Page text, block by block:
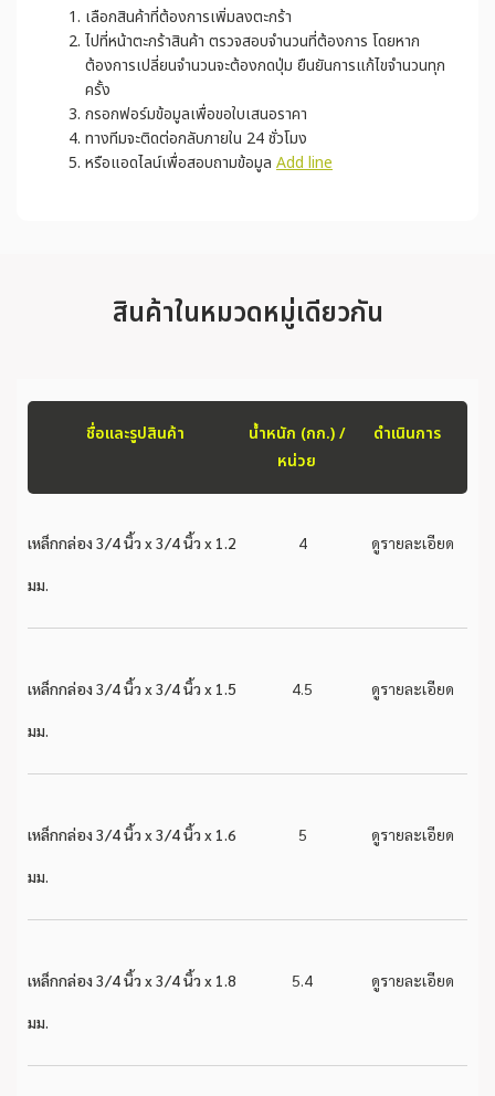
เลือกสินค้าที่ต้องการเพิ่มลงตะกร้า
ไปที่หน้าตะกร้าสินค้า ตรวจสอบจำนวนที่ต้องการ โดยหาก
ต้องการเปลี่ยนจำนวนจะต้องกดปุ่ม ยืนยันการแก้ไขจำนวนทุก
ครั้ง
กรอกฟอร์มข้อมูลเพื่อขอใบเสนอราคา
ทางทีมจะติดต่อกลับภายใน 24 ชั่วโมง
หรือแอดไลน์เพื่อสอบถามข้อมูล Add line
สินค้าในหมวดหมู่เดียวกัน
ชื่อและรูปสินค้า
น้ำหนัก (กก.) /
หน่วย
ดำเนินการ
เหล็กกล่อง 3/4 นิ้ว x 3/4 นิ้ว x 1.2
มม.
4 ดูรายละเอียด
เหล็กกล่อง 3/4 นิ้ว x 3/4 นิ้ว x 1.5
มม.
4.5 ดูรายละเอียด
เหล็กกล่อง 3/4 นิ้ว x 3/4 นิ้ว x 1.6
มม.
5 ดูรายละเอียด
เหล็กกล่อง 3/4 นิ้ว x 3/4 นิ้ว x 1.8
มม.
5.4 ดูรายละเอียด